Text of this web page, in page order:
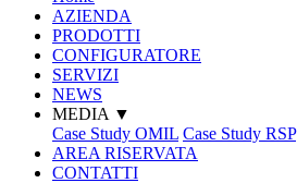
AZIENDA
PRODOTTI
CONFIGURATORE
SERVIZI
NEWS
MEDIA ▼
Case Study OMIL Case Study RSP
AREA RISERVATA
CONTATTI